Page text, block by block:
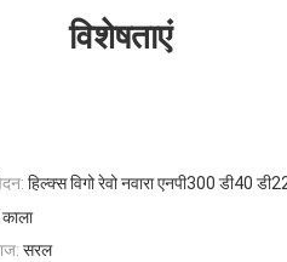
विशेषताएं
हिल्क्स विगो रेवो नवारा एनपी300 डी40
काला
सरल